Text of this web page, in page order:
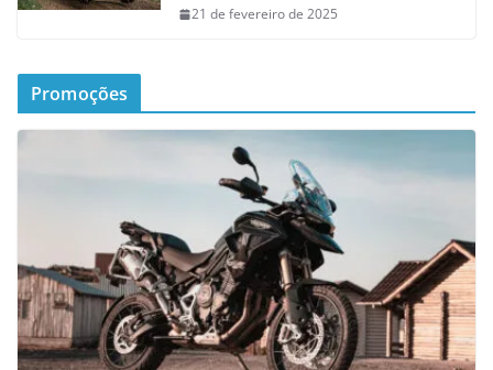
21 de fevereiro de 2025
Promoções